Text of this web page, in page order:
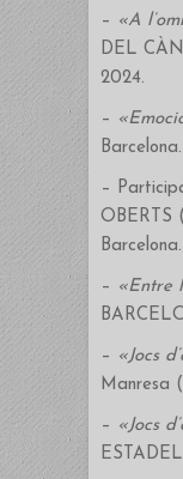
– «A
DEL
2024.
–
–
OBERTS
– «Entre
– «Jocs
Manresa
– «Jocs